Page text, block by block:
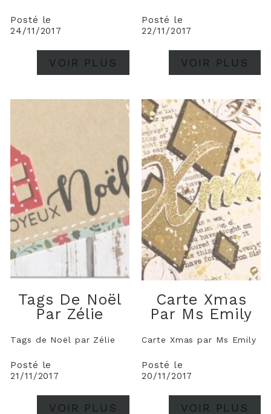
Posté le
24/11/2017
VOIR PLUS
Posté le
22/11/2017
VOIR PLUS
Tags De Noël
Par Zélie
Tags de Noël par Zélie
Posté le
21/11/2017
VOIR PLUS
Carte Xmas
Par Ms Emily
Carte Xmas par Ms Emily
Posté le
20/11/2017
VOIR PLUS